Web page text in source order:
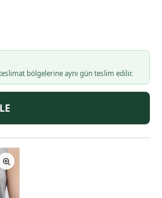
bölgelerine aynı gün teslim edilir.